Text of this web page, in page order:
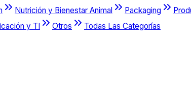
Nutrición y Bienestar Animal Packaging
y TI Otros
Todas Las Categorías